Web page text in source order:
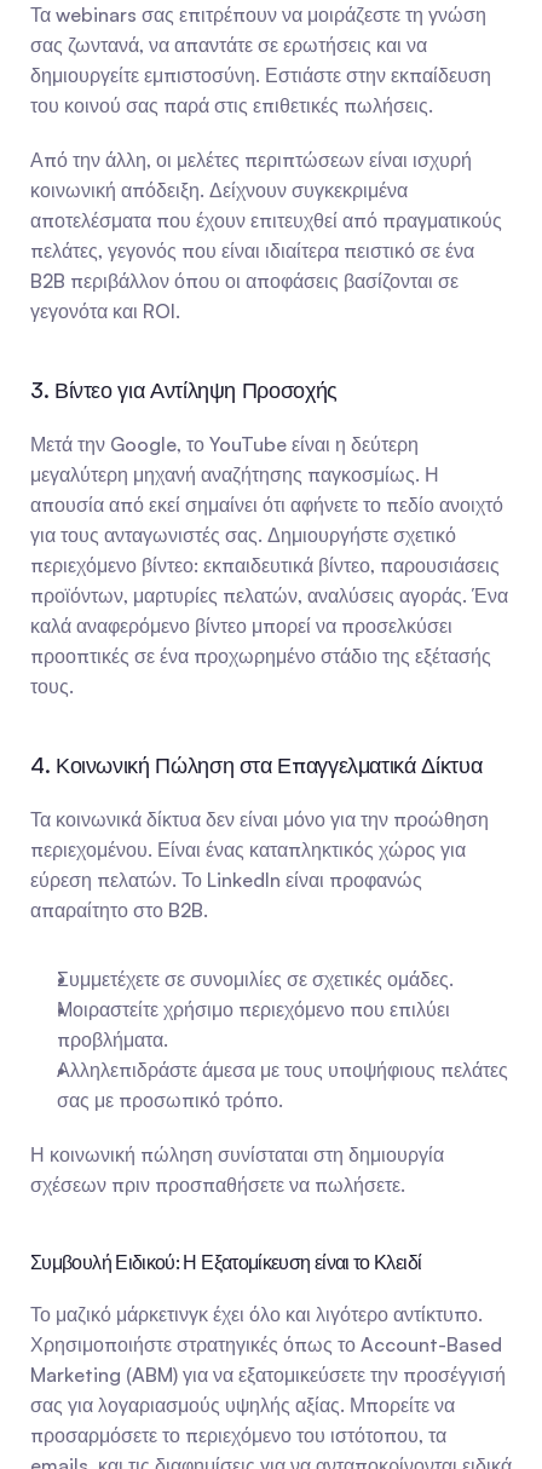
Τα webinars σας επιτρέπουν να μοιράζεστε τη γνώση
σας ζωντανά, να απαντάτε σε ερωτήσεις και να
δημιουργείτε εμπιστοσύνη. Εστιάστε στην εκπαίδευση
του κοινού σας παρά στις επιθετικές πωλήσεις.
Από την άλλη, οι μελέτες περιπτώσεων είναι ισχυρή
κοινωνική απόδειξη. Δείχνουν συγκεκριμένα
αποτελέσματα που έχουν επιτευχθεί από πραγματικούς
πελάτες, γεγονός που είναι ιδιαίτερα πειστικό σε ένα
B2B περιβάλλον όπου οι αποφάσεις βασίζονται σε
γεγονότα και ROI.
3. Βίντεο για Αντίληψη Προσοχής
Μετά την Google, το YouTube είναι η δεύτερη
μεγαλύτερη μηχανή αναζήτησης παγκοσμίως. Η
απουσία από εκεί σημαίνει ότι αφήνετε το πεδίο ανοιχτό
για τους ανταγωνιστές σας. Δημιουργήστε σχετικό
περιεχόμενο βίντεο: εκπαιδευτικά βίντεο, παρουσιάσεις
προϊόντων, μαρτυρίες πελατών, αναλύσεις αγοράς. Ένα
καλά αναφερόμενο βίντεο μπορεί να προσελκύσει
προοπτικές σε ένα προχωρημένο στάδιο της εξέτασής
τους.
4. Κοινωνική Πώληση στα Επαγγελματικά Δίκτυα
Τα κοινωνικά δίκτυα δεν είναι μόνο για την προώθηση
περιεχομένου. Είναι ένας καταπληκτικός χώρος για
εύρεση πελατών. Το LinkedIn είναι προφανώς
απαραίτητο στο B2B.
Συμμετέχετε σε συνομιλίες σε σχετικές ομάδες.
Μοιραστείτε χρήσιμο περιεχόμενο που επιλύει
προβλήματα.
Αλληλεπιδράστε άμεσα με τους υποψήφιους πελάτες
σας με προσωπικό τρόπο.
Η κοινωνική πώληση συνίσταται στη δημιουργία
σχέσεων πριν προσπαθήσετε να πωλήσετε.
Συμβουλή Ειδικού: Η Εξατομίκευση είναι το Κλειδί
Το μαζικό μάρκετινγκ έχει όλο και λιγότερο αντίκτυπο.
Χρησιμοποιήστε στρατηγικές όπως το Account-Based
Marketing (ABM) για να εξατομικεύσετε την προσέγγισή
σας για λογαριασμούς υψηλής αξίας. Μπορείτε να
προσαρμόσετε το περιεχόμενο του ιστότοπου, τα